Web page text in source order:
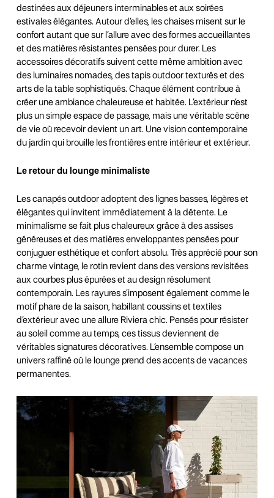
destinées aux déjeuners interminables et aux soirées
estivales élégantes. Autour d’elles, les chaises misent sur le
confort autant que sur l’allure avec des formes accueillantes
et des matières résistantes pensées pour durer. Les
accessoires décoratifs suivent cette même ambition avec
des luminaires nomades, des tapis outdoor texturés et des
arts de la table sophistiqués. Chaque élément contribue à
créer une ambiance chaleureuse et habitée. L’extérieur n’est
plus un simple espace de passage, mais une véritable scène
de vie où recevoir devient un art. Une vision contemporaine
du jardin qui brouille les frontières entre intérieur et extérieur.
Le retour du lounge minimaliste
Les canapés outdoor adoptent des lignes basses, légères et
élégantes qui invitent immédiatement à la détente. Le
minimalisme se fait plus chaleureux grâce à des assises
généreuses et des matières enveloppantes pensées pour
conjuguer esthétique et confort absolu. Très apprécié pour son
charme vintage, le rotin revient dans des versions revisitées
aux courbes plus épurées et au design résolument
contemporain. Les rayures s’imposent également comme le
motif phare de la saison, habillant coussins et textiles
d’extérieur avec une allure Riviera chic. Pensés pour résister
au soleil comme au temps, ces tissus deviennent de
véritables signatures décoratives. L’ensemble compose un
univers raffiné où le lounge prend des accents de vacances
permanentes.